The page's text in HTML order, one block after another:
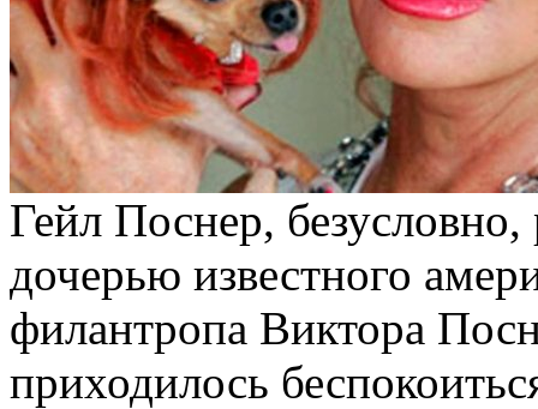
Гейл Поснер,
дочерью известного
филантропа Виктора
приходилось